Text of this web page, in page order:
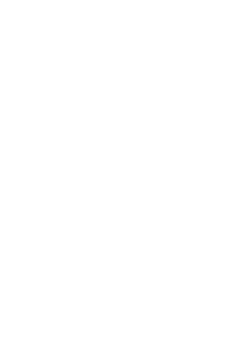
Resûlullah
- “İyiliğin
-“Kalbine
tırmalayan